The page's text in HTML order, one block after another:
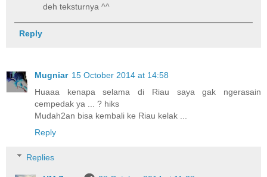
deh teksturnya ^^
Reply
Mugniar 15 October 2014 at 14:58
Huaaa kenapa selama di Riau saya gak ngerasain
cempedak ya ... ? hiks
Mudah2an bisa kembali ke Riau kelak ...
Reply
Replies